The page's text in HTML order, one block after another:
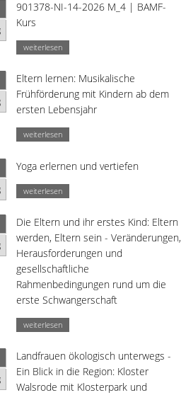
901378-NI-14-2026 M_4 | BAMF-
Kurs
weiterlesen
Eltern lernen: Musikalische
Frühförderung mit Kindern ab dem
ersten Lebensjahr
weiterlesen
Yoga erlernen und vertiefen
weiterlesen
Die Eltern und ihr erstes Kind: Eltern
werden, Eltern sein - Veränderungen,
Herausforderungen und
gesellschaftliche
Rahmenbedingungen rund um die
erste Schwangerschaft
weiterlesen
Landfrauen ökologisch unterwegs -
Ein Blick in die Region: Kloster
Walsrode mit Klosterpark und